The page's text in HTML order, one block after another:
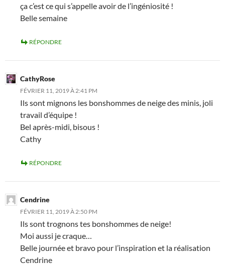
ça c’est ce qui s’appelle avoir de l’ingéniosité !
Belle semaine
RÉPONDRE
CathyRose
FÉVRIER 11, 2019 À 2:41 PM
Ils sont mignons les bonshommes de neige des minis, joli
travail d’équipe !
Bel après-midi, bisous !
Cathy
RÉPONDRE
Cendrine
FÉVRIER 11, 2019 À 2:50 PM
Ils sont trognons tes bonshommes de neige!
Moi aussi je craque…
Belle journée et bravo pour l’inspiration et la réalisation
Cendrine